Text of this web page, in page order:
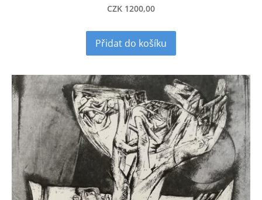
CZK 1200,00
Přidat do košíku